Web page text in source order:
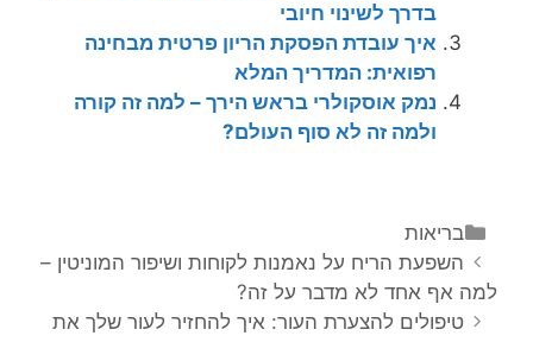
בדרך לשינוי חיובי
איך עובדת הפסקת הריון פרטית מבחינה
רפואית: המדריך המלא
נמק אוסקולרי בראש הירך – למה זה קורה
ולמה זה לא סוף העולם?
קטגוריות
בריאות
ניווט
פוסטים
השפעת הריח על נאמנות לקוחות ושיפור המוניטין –
למה אף אחד לא מדבר על זה?
טיפולים להצערת העור: איך להחזיר לעור שלך את